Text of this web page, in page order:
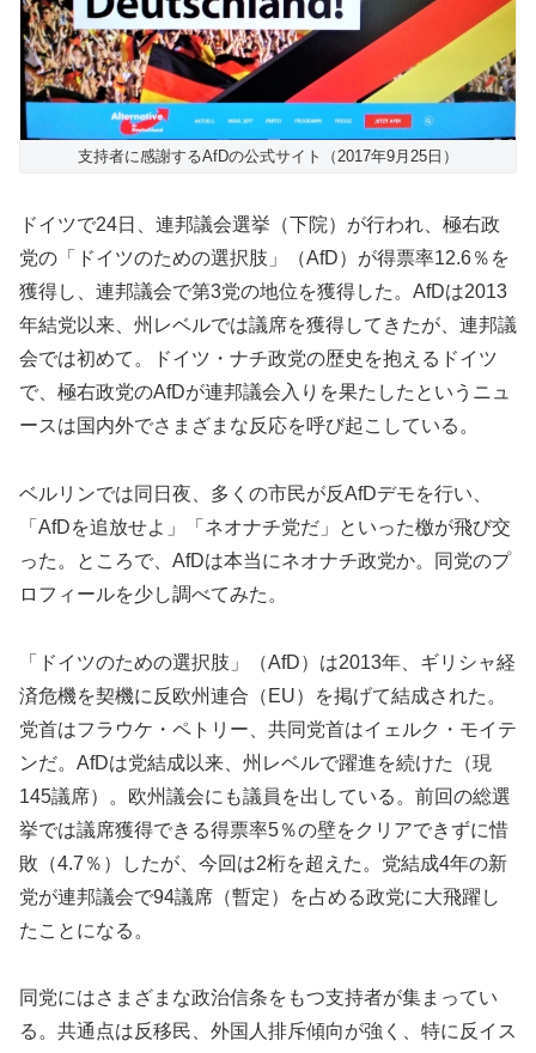
支持者に感謝するAfDの公式サイト（2017年9月25日）
ドイツで24日、連邦議会選挙（下院）が行われ、極右政
党の「ドイツのための選択肢」（AfD）が得票率12.6％を
獲得し、連邦議会で第3党の地位を獲得した。AfDは2013
年結党以来、州レベルでは議席を獲得してきたが、連邦議
会では初めて。ドイツ・ナチ政党の歴史を抱えるドイツ
で、極右政党のAfDが連邦議会入りを果たしたというニュ
ースは国内外でさまざまな反応を呼び起こしている。
ベルリンでは同日夜、多くの市民が反AfDデモを行い、
「AfDを追放せよ」「ネオナチ党だ」といった檄が飛び交
った。ところで、AfDは本当にネオナチ政党か。同党のプ
ロフィールを少し調べてみた。
「ドイツのための選択肢」（AfD）は2013年、ギリシャ経
済危機を契機に反欧州連合（EU）を掲げて結成された。
党首はフラウケ・ペトリー、共同党首はイェルク・モイテ
ンだ。AfDは党結成以来、州レベルで躍進を続けた（現
145議席）。欧州議会にも議員を出している。前回の総選
挙では議席獲得できる得票率5％の壁をクリアできずに惜
敗（4.7％）したが、今回は2桁を超えた。党結成4年の新
党が連邦議会で94議席（暫定）を占める政党に大飛躍し
たことになる。
同党にはさまざまな政治信条をもつ支持者が集まってい
る。共通点は反移民、外国人排斥傾向が強く、特に反イス